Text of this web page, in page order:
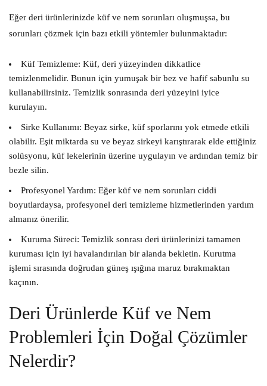
Eğer deri ürünlerinizde küf ve nem sorunları oluşmuşsa, bu
sorunları çözmek için bazı etkili yöntemler bulunmaktadır:
Küf Temizleme: Küf, deri yüzeyinden dikkatlice
temizlenmelidir. Bunun için yumuşak bir bez ve hafif sabunlu su
kullanabilirsiniz. Temizlik sonrasında deri yüzeyini iyice
kurulayın.
Sirke Kullanımı: Beyaz sirke, küf sporlarını yok etmede etkili
olabilir. Eşit miktarda su ve beyaz sirkeyi karıştırarak elde ettiğiniz
solüsyonu, küf lekelerinin üzerine uygulayın ve ardından temiz bir
bezle silin.
Profesyonel Yardım: Eğer küf ve nem sorunları ciddi
boyutlardaysa, profesyonel deri temizleme hizmetlerinden yardım
almanız önerilir.
Kuruma Süreci: Temizlik sonrası deri ürünlerinizi tamamen
kuruması için iyi havalandırılan bir alanda bekletin. Kurutma
işlemi sırasında doğrudan güneş ışığına maruz bırakmaktan
kaçının.
Deri Ürünlerde Küf ve Nem
Problemleri İçin Doğal Çözümler
Nelerdir?